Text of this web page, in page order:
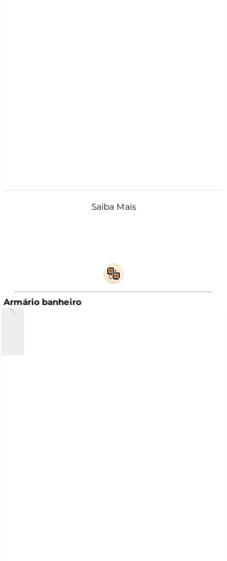
Saiba Mais
Armário banheiro